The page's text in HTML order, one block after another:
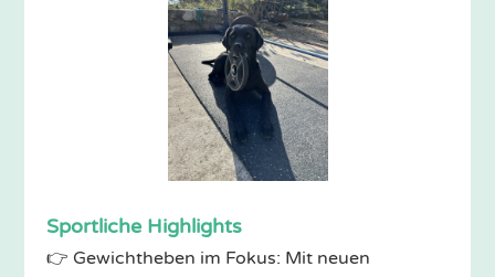
Sportliche Highlights
👉 Gewichtheben im Fokus: Mit neuen